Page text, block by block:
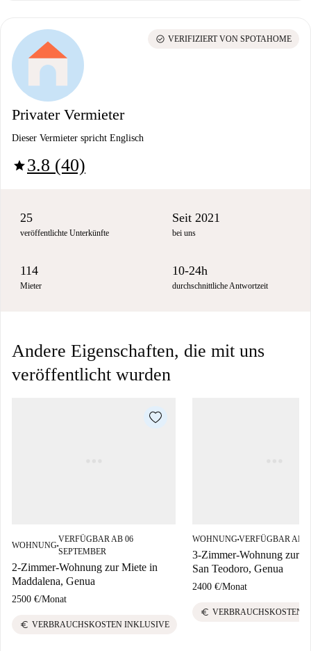
Privater Vermieter
Dieser Vermieter spricht Englisch
star3.8 (40)
check_circle VERIFIZIERT VON SPOTAHOME
25
veröffentlichte Unterkünfte
Seit 2021
bei uns
114
Mieter
10-24h
durchschnittliche Antwortzeit
Andere Eigenschaften, die mit uns
veröffentlicht wurden
WOHNUNG■
VERFÜGBAR AB 06
SEPTEMBER
2-Zimmer-Wohnung zur Miete in
Maddalena, Genua
2500 €/Monat
euro VERBRAUCHSKOSTEN INKLUSIVE
WOHNUNG■VERFÜGBAR AB
3-Zimmer-Wohnung zur
San Teodoro, Genua
2400 €/Monat
euro VERBRAUCHSKOSTEN